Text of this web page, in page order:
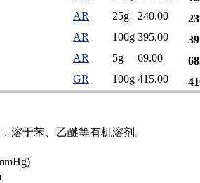
AR 25g 240.00
AR 100g 395.00
AR 5g 69.00
GR 100g 415.00
溶于苯、乙醚等有机溶剂。